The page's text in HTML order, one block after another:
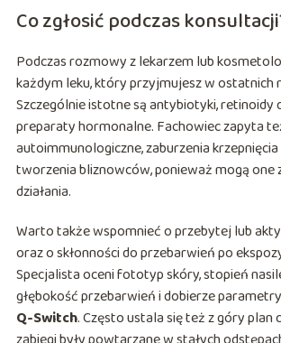
Co zgłosić podczas
Podczas rozmowy z lekarzem lub
każdym leku, który przyjmujesz w ostatnich
Szczególnie istotne są antybiotyki, retinoidy
preparaty hormonalne. Fachowiec zapyta
autoimmunologiczne, zaburzenia
tworzenia bliznowców, ponieważ mogą one
działania.
Warto także wspomnieć o przebytej lub
oraz o skłonności do przebarwień po
Specjalista oceni fototyp skóry, stopień
głębokość przebarwień i dobierze parametry
Q-Switch. Często ustala się też z góry plan